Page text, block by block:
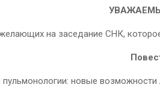
на заседание СНК,
пульмонологии: новые возможности